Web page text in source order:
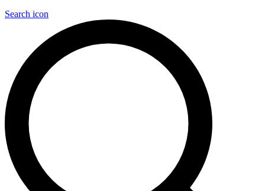
Search icon